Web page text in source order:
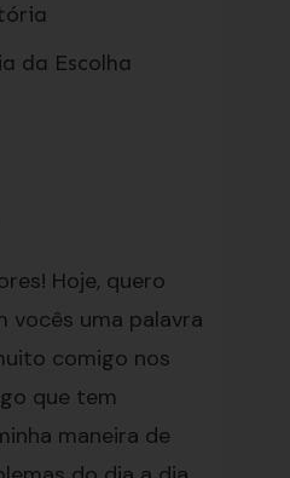
da Escolha
Hoje, quero
vocês uma palavra
comigo nos
que tem
maneira de